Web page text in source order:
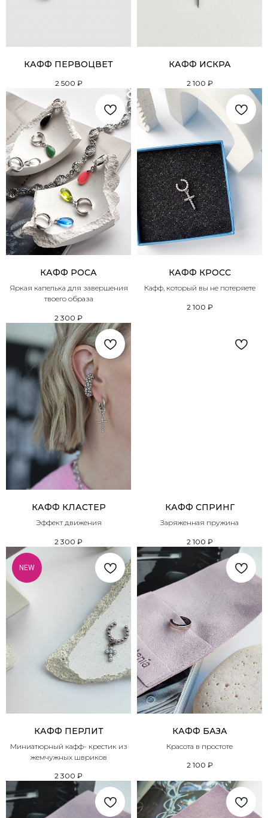
КАФФ ПЕРВОЦВЕТ
2 500 ₽
КАФФ ИСКРА
2 100 ₽
КАФФ РОСА
Яркая капелька для завершения
твоего образа
2 300 ₽
КАФФ КРОСС
Кафф, который вы не потеряете
2 100 ₽
КАФФ КЛАСТЕР
Эффект движения
2 300 ₽
КАФФ СПРИНГ
Заряженная пружина
2 100 ₽
NEW
КАФФ ПЕРЛИТ
Миниатюрный кафф- крестик из
жемчужных швриков
2 300 ₽
КАФФ БАЗА
Красота в простоте
2 100 ₽